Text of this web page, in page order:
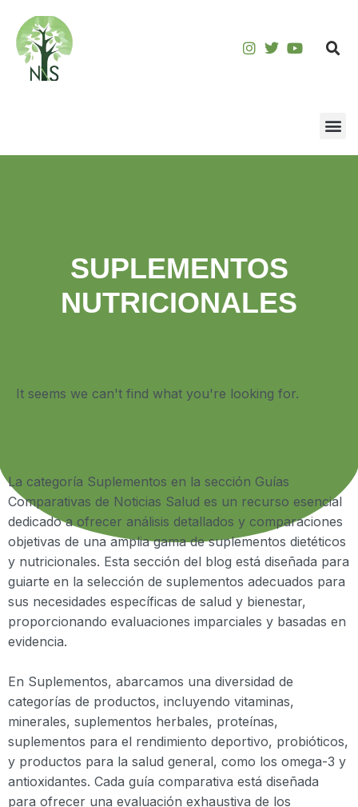
SUPLEMENTOS
NUTRICIONALES
It seems we can't find what you're looking for.
La categoría Suplementos en la sección Guías
Comparativas de Noticias Salud es un recurso esencial
dedicado a ofrecer análisis detallados y comparaciones
objetivas de una amplia gama de suplementos dietéticos
y nutricionales. Esta sección del blog está diseñada para
guiarte en la selección de suplementos adecuados para
sus necesidades específicas de salud y bienestar,
proporcionando evaluaciones imparciales y basadas en
evidencia.
En Suplementos, abarcamos una diversidad de
categorías de productos, incluyendo vitaminas,
minerales, suplementos herbales, proteínas,
suplementos para el rendimiento deportivo, probióticos,
y productos para la salud general, como los omega-3 y
antioxidantes. Cada guía comparativa está diseñada
para ofrecer una evaluación exhaustiva de los